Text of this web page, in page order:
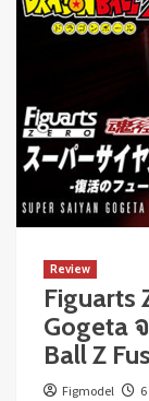
Review
Figuarts
Gogeta
Ball Z
Figmodel